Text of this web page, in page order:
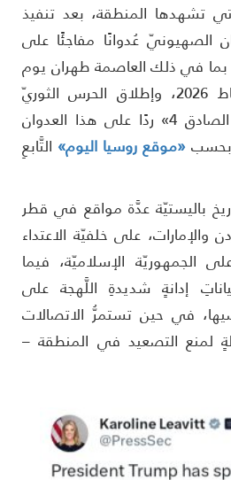
المنطقة، بعد تنفيذ
عُدوانًا مفاجئًا على
في ذلك العاصمة طهران يوم
السَّبت 28 فبراير/ شباط 2026، وإطلاق الحرس الثوريّ
الإيرانيّ «عمليّة الوعد الصادق 4» ردًا على هذا العدوان
«موقع روسيا اليوم»التَّابعِ
عدَّة مواقع في قطر
على خلفيّة الاعتداء
الإسلاميّة، فيما
شديدةِ اللَّهجة على
في حين تستمرُّ الاتصالات
التصعيد في المنطقة –